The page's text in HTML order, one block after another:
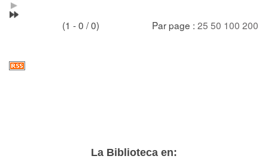
(1 - 0 / 0) Par page : 25 50 100 200
La Biblioteca en: